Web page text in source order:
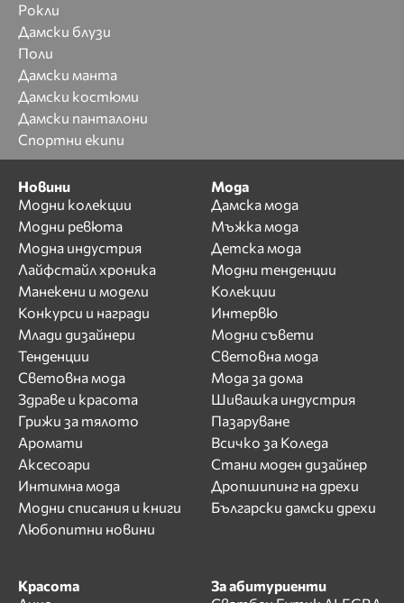
Рокли
Дамски блузи
Поли
Дамски манта
Дамски костюми
Дамски панталони
Спортни екипи
Новини
Модни колекции
Модни ревюта
Модна индустрия
Лайфстайл хроника
Манекени и модели
Конкурси и награди
Млади дизайнери
Тенденции
Световна мода
Здраве и красота
Грижи за тялото
Аромати
Аксесоари
Интимна мода
Модни списания и книги
Любопитни новини
Мода
Дамска мода
Мъжка мода
Детска мода
Модни тенденции
Колекции
Интервю
Модни съвети
Световна мода
Мода за дома
Шивашка индустрия
Пазаруване
Всичко за Коледа
Стани моден дизайнер
Дропшипинг на дрехи
Български дамски дрехи
Красота
За абитуриенти